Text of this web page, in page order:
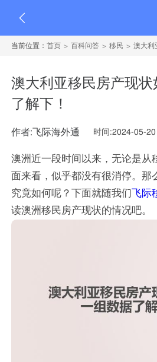
当前位置：首页 百科问答 移民 澳大利
澳大利亚移民房产现
了解下！
作者:飞际海外通 时间:2024-05-
澳洲近一段时间以来，无论是从
面来看，似乎都没有很消停。那
究竟如何呢？下面就随我们
飞际
读澳洲移民房产现状的情况吧。